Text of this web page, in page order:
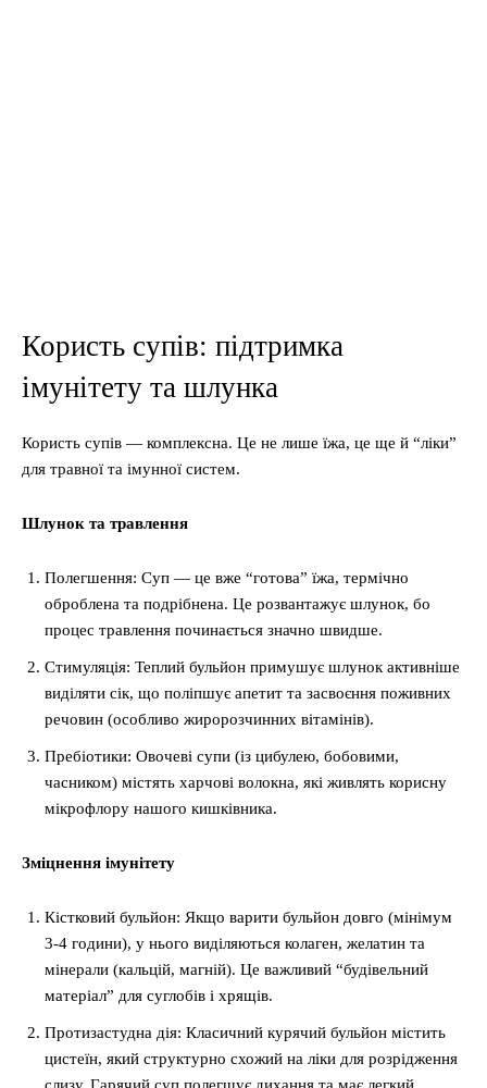
Користь супів: підтримка
імунітету та шлунка
Користь супів — комплексна. Це не лише їжа, це ще й “ліки”
для травної та імунної систем.
Шлунок та травлення
Полегшення: Суп — це вже “готова” їжа, термічно
оброблена та подрібнена. Це розвантажує шлунок, бо
процес травлення починається значно швидше.
Стимуляція: Теплий бульйон примушує шлунок активніше
виділяти сік, що поліпшує апетит та засвоєння поживних
речовин (особливо жиророзчинних вітамінів).
Пребіотики: Овочеві супи (із цибулею, бобовими,
часником) містять харчові волокна, які живлять корисну
мікрофлору нашого кишківника.
Зміцнення імунітету
Кістковий бульйон: Якщо варити бульйон довго (мінімум
3-4 години), у нього виділяються колаген, желатин та
мінерали (кальцій, магній). Це важливий “будівельний
матеріал” для суглобів і хрящів.
Протизастудна дія: Класичний курячий бульйон містить
цистеїн, який структурно схожий на ліки для розрідження